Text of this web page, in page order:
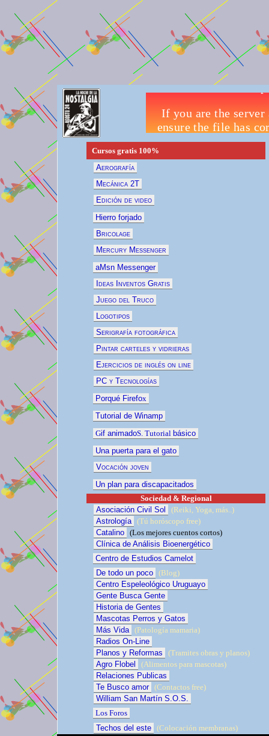
Cursos gratis 100%
Aerografía
Mecánica 2T
Edición de video
Hierro forjado
Bricolage
Mercury Messenger
aMsn Messenger
Ideas Inventos Gratis
Juego del Truco
Logotipos
Serigrafía fotográfica
Pintar carteles y vidrieras
Ejercicios de inglés on line
PC y Tecnologías
Porqué Firefox
Tutorial de Winamp
Gif animadoS. Tutorial básico
Una puerta para el gato
Vocación joven
Un plan para discapacitados
Sociedad & Regional
Asociación Civil Sol
(Reiki, Yoga, más..)
Astrología (Tú horóscopo free)
Catalino (Los mejores cuentos cortos)
Clínica de Análisis Bioenergético
Centro de Estudios Camelot
De todo un poco (Blog)
Centro Espeleológico Uruguayo
Gente Busca Gente
Historia de Gentes
Mascotas Perros y Gatos
Más Vida (Patología mamaria)
Radios On-Line
Planos y Reformas
(Tramites obras y planos)
Agro Flobel
(Alimentos para mascotas)
Relaciones Publicas
Te Busco amor (Contactos free)
William San Martín S.O.S.
Los Foros
Techos del este (Colocación membranas)